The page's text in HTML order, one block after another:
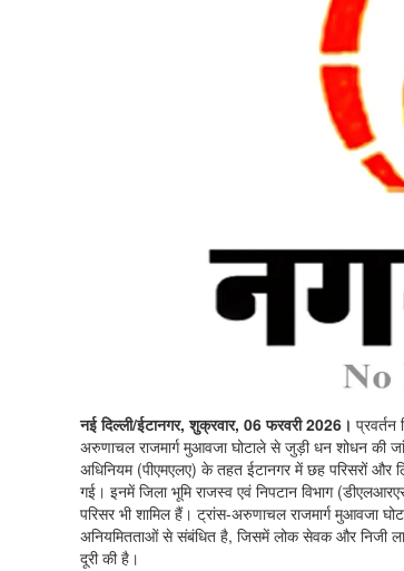
नई दिल्ली/ईटानगर, शुक्रवार, 06 फरवरी 2026।
अरुणाचल राजमार्ग मुआवजा घोटाले से जुड़ी धन शोधन की
अधिनियम (पीएमएलए) के तहत ईटानगर में छह परिसरों और
गई। इनमें जिला भूमि राजस्व एवं निपटान विभाग
परिसर भी शामिल हैं। ट्रांस-अरुणाचल राजमार्ग मुआवजा
अनियमितताओं से संबंधित है, जिसमें लोक सेवक और निजी
दूरी की है।